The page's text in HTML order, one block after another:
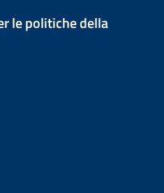
le politiche della